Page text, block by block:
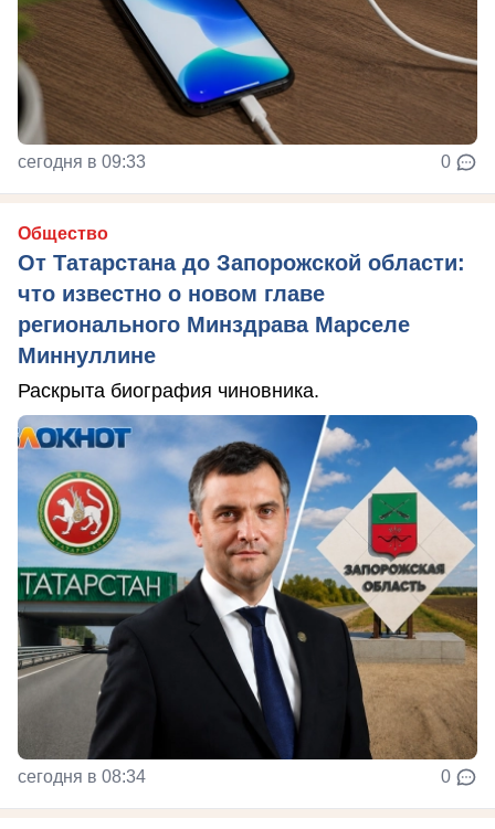
сегодня в 09:33 0
Общество
От Татарстана до Запорожской области:
что известно о новом главе
регионального Минздрава Марселе
Миннуллине
Раскрыта биография чиновника.
сегодня в 08:34 0